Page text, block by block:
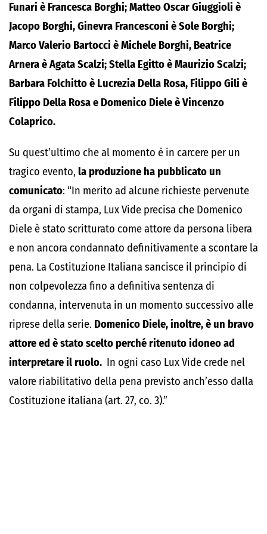
Funari è Francesca Borghi; Matteo Oscar Giuggioli è
Jacopo Borghi, Ginevra Francesconi è Sole Borghi;
Marco Valerio Bartocci è Michele Borghi, Beatrice
Arnera è Agata Scalzi; Stella Egitto è Maurizio Scalzi;
Barbara Folchitto è Lucrezia Della Rosa, Filippo Gili è
Filippo Della Rosa e Domenico Diele è Vincenzo
Colaprico.
Su quest’ultimo che al momento è in carcere per un
tragico evento, la produzione ha pubblicato un
comunicato: “In merito ad alcune richieste pervenute
da organi di stampa, Lux Vide precisa che Domenico
Diele è stato scritturato come attore da persona libera
e non ancora condannato definitivamente a scontare la
pena. La Costituzione Italiana sancisce il principio di
non colpevolezza fino a definitiva sentenza di
condanna, intervenuta in un momento successivo alle
riprese della serie. Domenico Diele, inoltre, è un bravo
attore ed è stato scelto perché ritenuto idoneo ad
interpretare il ruolo. In ogni caso Lux Vide crede nel
valore riabilitativo della pena previsto anch’esso dalla
Costituzione italiana (art. 27, co. 3).”